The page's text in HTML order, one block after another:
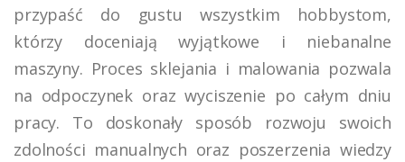
przypaść do gustu wszystkim hobbystom,
którzy doceniają wyjątkowe i niebanalne
maszyny. Proces sklejania i malowania pozwala
na odpoczynek oraz wyciszenie po całym dniu
pracy. To doskonały sposób rozwoju swoich
zdolności manualnych oraz poszerzenia wiedzy